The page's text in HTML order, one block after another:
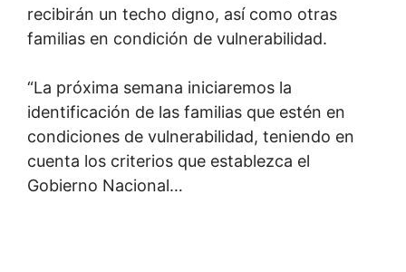
recibirán un techo digno, así como otras
familias en condición de vulnerabilidad.
“La próxima semana iniciaremos la
identificación de las familias que estén en
condiciones de vulnerabilidad, teniendo en
cuenta los criterios que establezca el
Gobierno Nacional…